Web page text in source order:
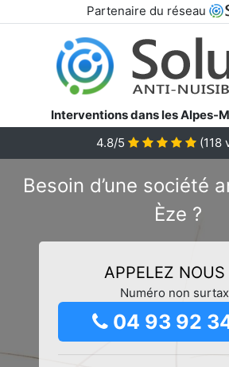
Partenaire du réseau
Interventions dans les Alpes-
4.8/5
(118
Besoin d’une société
Èze ?
APPELEZ
Numéro non
04 93 92